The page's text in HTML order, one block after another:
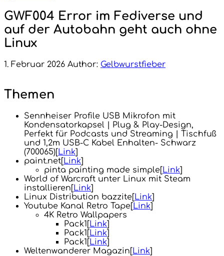
GWF004 Error im Fediverse und
auf der Autobahn geht auch ohne
Linux
1. Februar 2026 Author: Gelbwurstfieber
Themen
Sennheiser Profile USB Mikrofon mit
Kondensatorkapsel | Plug & Play-Design,
Perfekt für Podcasts und Streaming | Tischfuß
und 1,2m USB-C Kabel Enhalten- Schwarz
(700065)[Link]
paint.net[Link]
pinta painting made simple[Link]
World of Warcraft unter Linux mit Steam
installieren[Link]
Linux Distribution bazzite[Link]
Youtube Kanal Retro Tape[Link]
4K Retro Wallpapers
Pack1[Link]
Pack1[Link]
Pack1[Link]
Weltenwanderer Magazin[Link]